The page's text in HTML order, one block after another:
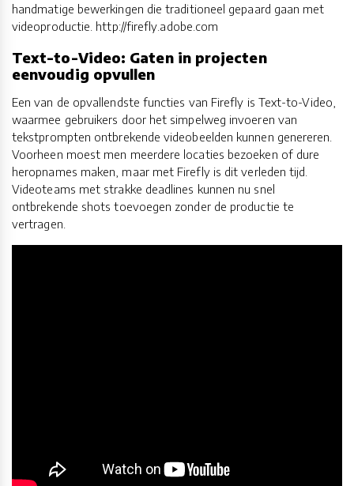
handmatige bewerkingen die traditioneel gepaard gaan met
videoproductie. http://firefly.adobe.com
Text-to-Video: Gaten in projecten
eenvoudig opvullen
Een van de opvallendste functies van Firefly is Text-to-Video,
waarmee gebruikers door het simpelweg invoeren van
tekstprompten ontbrekende videobeelden kunnen genereren.
Voorheen moest men meerdere locaties bezoeken of dure
heropnames maken, maar met Firefly is dit verleden tijd.
Videoteams met strakke deadlines kunnen nu snel
ontbrekende shots toevoegen zonder de productie te
vertragen.